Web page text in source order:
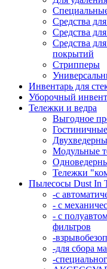
Средства
Средства
Средства
покрытий
Стрипперы
Инвентарь для
Уборочный
Тележки и ведра
Выгодное
Модульные
Тележки
Пылесосы Dust In
-с
- с
- с
фильтров
-
-для сбора
-